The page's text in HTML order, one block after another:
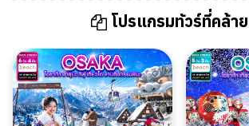
โปรแกรมทัวร์ที่คล้า